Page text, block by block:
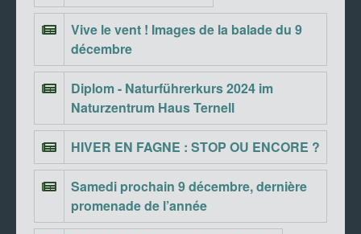
Vive le vent ! Images de la balade du 9
décembre
Diplom - Naturführerkurs 2024 im
Naturzentrum Haus Ternell
HIVER EN FAGNE : STOP OU ENCORE ?
Samedi prochain 9 décembre, dernière
promenade de l’année